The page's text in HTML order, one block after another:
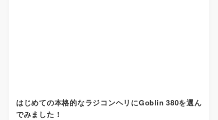
はじめての本格的なラジコンヘリにGoblin 380を選ん
でみました！